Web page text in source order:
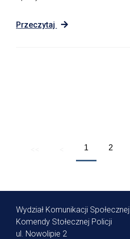
Przeczytaj
1 2
Wydział Komunikacji Społecznej
Komendy Stołecznej Policji
ul. Nowolipie 2